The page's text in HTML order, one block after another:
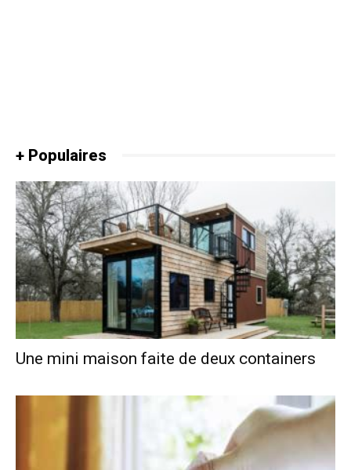
+ Populaires
Une mini maison faite de deux containers